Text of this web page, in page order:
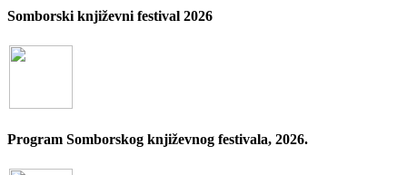
Somborski književni festival 2026
Program Somborskog književnog festivala, 2026.